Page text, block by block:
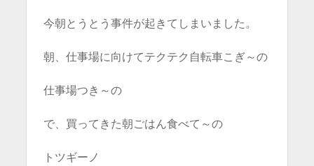
今朝とうとう事件が起きてしまいました。
朝、仕事場に向けてテクテク自転車こぎ～の
仕事場つき～の
で、買ってきた朝ごはん食べて～の
トツギーノ